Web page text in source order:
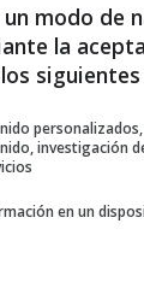
Limited, una
de Asia que
como
que
que la
cubrir».
saber más
modo de
la
siguientes
investigación
en un